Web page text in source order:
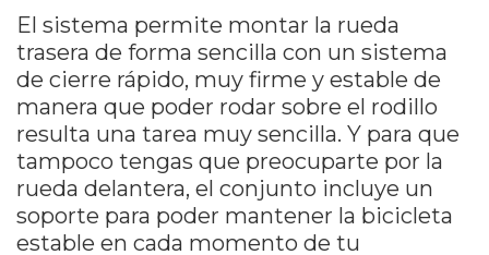
El sistema permite montar la rueda
trasera de forma sencilla con un sistema
de cierre rápido, muy firme y estable de
manera que poder rodar sobre el rodillo
resulta una tarea muy sencilla. Y para que
tampoco tengas que preocuparte por la
rueda delantera, el conjunto incluye un
soporte para poder mantener la bicicleta
estable en cada momento de tu